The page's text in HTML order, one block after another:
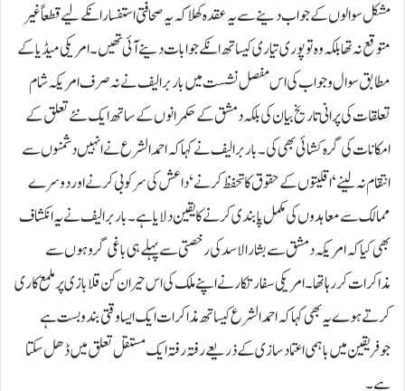
مشکل سوالوں کے جواب دینے سے یہ عقدہ کھلا کہ یہ صحافتی استفسار انکے لیے قطعاًغیر
متوقع نہ تھا بلکہ وہ تو پوری تیاری کیساتھ انکے جوابات دینے آئی تھیں۔ امریکی میڈیا کے
مطابق سوال و جواب کی اس مفصل نشست میں باربرا لیف نے نہ صرف امریکہ شام
تعلقات کی پرانی تاریخ بیان کی بلکہ دمشق کے حکمرانوں کے ساتھ ایک نئے تعلق کے
امکانات کی گرہ کشائی بھی کی۔ باربرا لیف نے کہا کہ احمد الشرع نے انہیں دشمنوں سے
انتقام نہ لینے‘ اقلیتوں کے حقوق کا تحفظ کرنے‘ داعش کی سرکوبی کرنے اوردوسرے
ممالک سے معاہدوں کی مکمل پابندی کرنے کا یقین دلایا ہے ۔ باربرا لیف نے یہ انکشاف
بھی کیا کہ امریکہ دمشق سے بشارالاسد کی رخصتی سے پہلے ہی باغی گروہوں سے
مذاکرات کر رہا تھا۔ امریکی سفارتکار نے اپنے ملک کی اس حیران کن قلابازی پر ملمع کاری
کرتے ہوے یہ بھی کہا کہ احمد الشرع کیسا تھ مذاکرات ایک ایسا وقتی بندو بست ہے
جوفریقین میں باہمی اعتماد سازی کے ذریعے رفتہ رفتہ ایک مستقل تعلق میں ڈھل سکتا
ہے۔